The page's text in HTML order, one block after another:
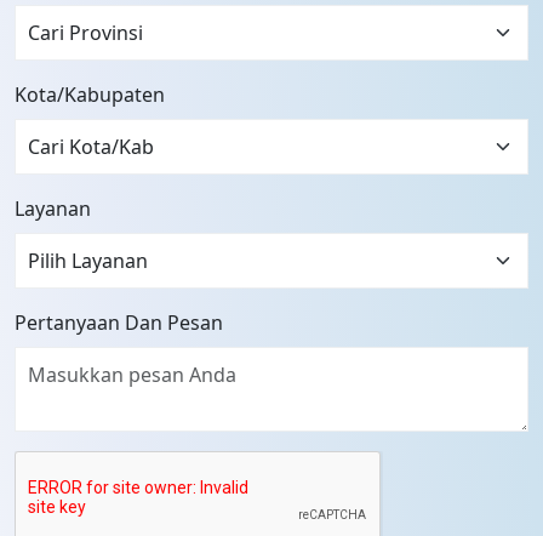
Cari Provinsi
Kota/Kabupaten
Layanan
Pertanyaan Dan Pesan